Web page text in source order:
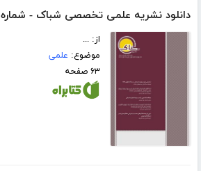
دانلود نشریه‌ علمی تخصصی شباک - شماره 35
از: ...
موضوع: علمی
۶۳ صفحه